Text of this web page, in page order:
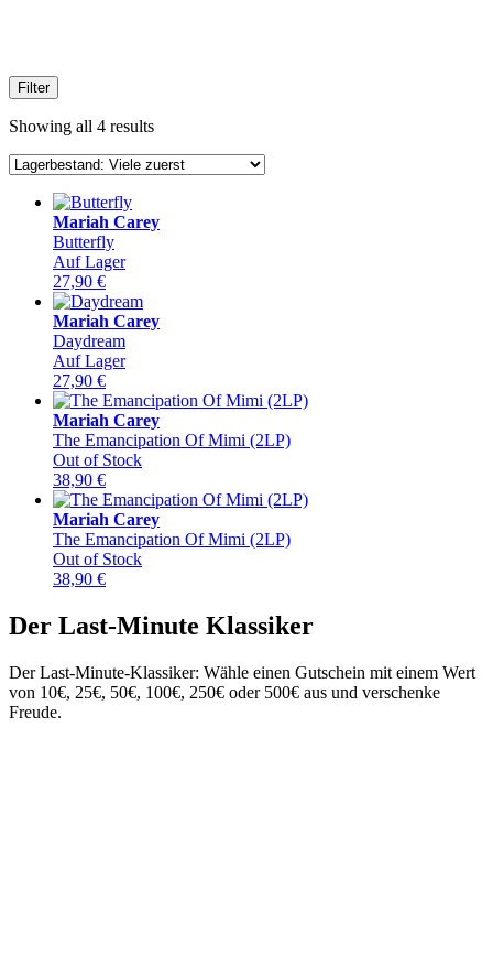
Filter
Showing all 4 results
Mariah Carey
Butterfly
Auf Lager
27,90 €
Mariah Carey
Daydream
Auf Lager
27,90 €
Mariah Carey
The Emancipation Of Mimi (2LP)
Out of Stock
38,90 €
Mariah Carey
The Emancipation Of Mimi (2LP)
Out of Stock
38,90 €
Der Last-Minute Klassiker
Der Last-Minute-Klassiker: Wähle einen Gutschein mit einem Wert
von 10€, 25€, 50€, 100€, 250€ oder 500€ aus und verschenke
Freude.